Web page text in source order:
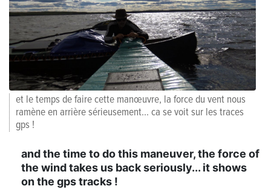
et le temps de faire cette manœuvre, la force du vent nous
ramène en arrière sérieusement... ca se voit sur les traces
gps !
and the time to do this maneuver, the force of
the wind takes us back seriously... it shows
on the gps tracks !